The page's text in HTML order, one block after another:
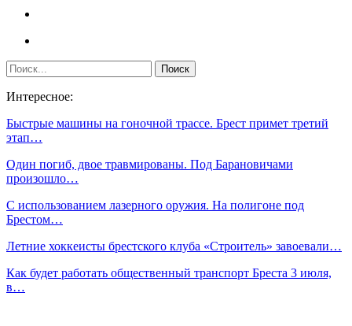
Интересное:
Быстрые машины на гоночной трассе. Брест примет третий
этап…
Один погиб, двое травмированы. Под Барановичами
произошло…
С использованием лазерного оружия. На полигоне под
Брестом…
Летние хоккеисты брестского клуба «Строитель» завоевали…
Как будет работать общественный транспорт Бреста 3 июля,
в…